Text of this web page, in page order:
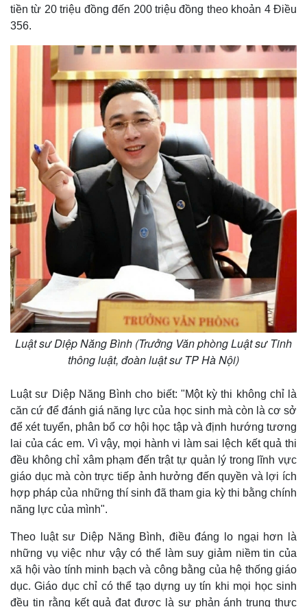
Bất động sản
Khởi nghiệp
Thị trường
Giá vàng
Tiêu dùng
Tỷ giá
Chứng khoán
Giá cà phê
tiền từ 20 triệu đồng đến 200 triệu đồng theo khoản 4 Điều
356.
Luật sư Diệp Năng Bình (Trưởng Văn phòng Luật sư Tinh
thông luật, đoàn luật sư TP Hà Nội)
Luật sư Diệp Năng Bình cho biết: "Một kỳ thi không chỉ là
căn cứ để đánh giá năng lực của học sinh mà còn là cơ sở
để xét tuyển, phân bổ cơ hội học tập và định hướng tương
lai của các em. Vì vậy, mọi hành vi làm sai lệch kết quả thi
đều không chỉ xâm phạm đến trật tự quản lý trong lĩnh vực
giáo dục mà còn trực tiếp ảnh hưởng đến quyền và lợi ích
hợp pháp của những thí sinh đã tham gia kỳ thi bằng chính
năng lực của mình".
Theo luật sư Diệp Năng Bình, điều đáng lo ngại hơn là
những vụ việc như vậy có thể làm suy giảm niềm tin của
xã hội vào tính minh bạch và công bằng của hệ thống giáo
dục. Giáo dục chỉ có thể tạo dựng uy tín khi mọi học sinh
đều tin rằng kết quả đạt được là sự phản ánh trung thực